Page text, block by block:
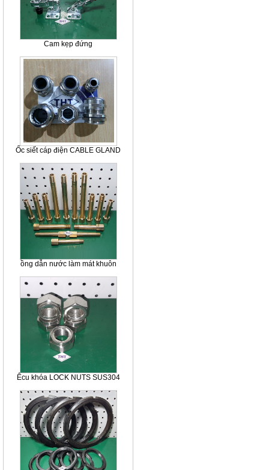
Cam kẹp đứng
Ốc siết cáp điện CABLE GLAND
ồng dẫn nước làm mát khuôn
Êcu khóa LOCK NUTS SUS304